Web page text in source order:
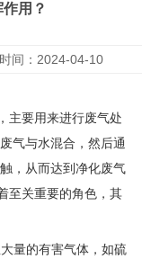
用？
间：2024-04-10
主要用来进行废气处
气与水混合，然后通
，从而达到净化废气
至关重要的角色，其
量的有害气体，如硫